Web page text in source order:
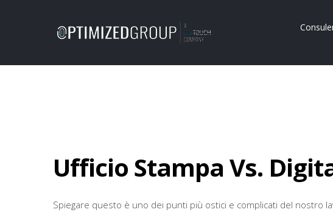
Ufficio Stampa Vs.
Spiegare questo è uno dei punti più ostici e complicati del nostro